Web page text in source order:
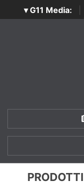
▾ G11 Media:
SecurityOpenLab
PRODOTTI